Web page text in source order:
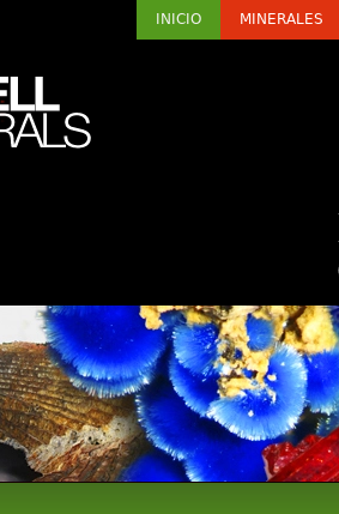
INICIO MINERALES